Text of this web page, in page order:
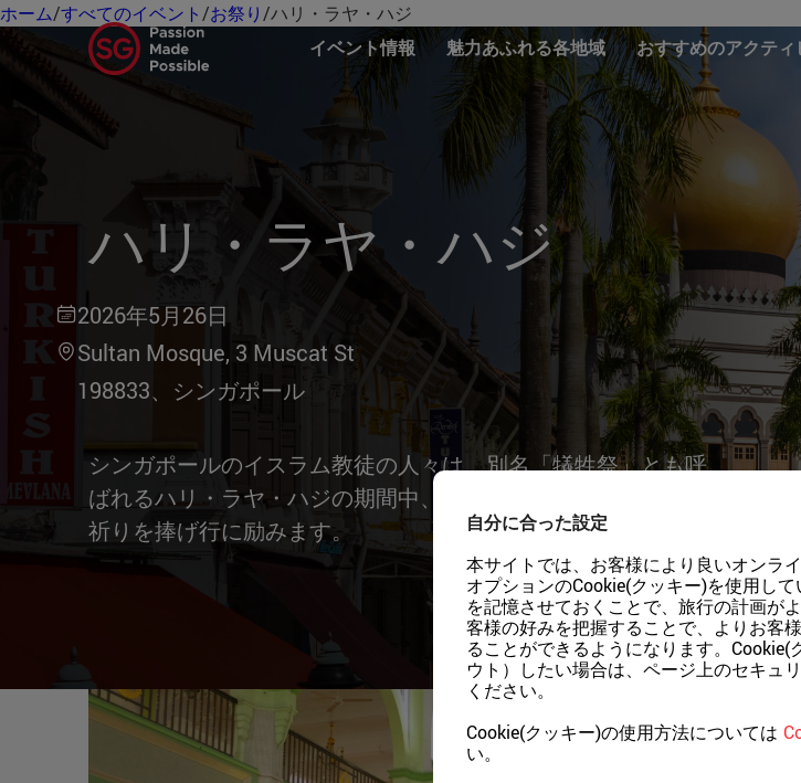
イベント情報 魅力あふれる各地域 おすすめのアクティ
ホーム/すべてのイベント/お祭り/ハリ・ラヤ・ハジ
ハリ・ラヤ・ハジ
2026年5月26日
Sultan Mosque, 3 Muscat St
198833、シンガポール
シンガポールのイスラム教徒の人々は、別名「犠牲祭」とも呼
ばれるハリ・ラヤ・ハジの期間中、自らの神への信仰を表し、
祈りを捧げ行に励みます。
自分に合った設定
本サイトでは、お客様により良いオンラ
オプションのCookie(クッキー)を使用し
を記憶させておくことで、旅行の計画が
客様の好みを把握することで、よりお客
ることができるようになります。Cookie(
ウト）したい場合は、ページ上のセキュ
ください。
Cookie(クッキー)の使用方法については
い。